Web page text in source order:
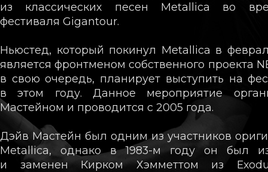
из классических песен Metallica во
фестиваля Gigantour.
Ньюстед, который покинул Metallica в
является фронтменом собственного проекта
в свою очередь, планирует выступить на
в этом году. Данное мероприятие
Мастейном и проводится с 2005 года.
Дэйв Мастейн был одним из участников
Metallica, однако в1983-м году он был
и заменен Кирком Хэмметтом из